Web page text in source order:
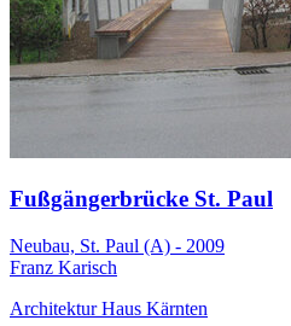
Fußgängerbrücke St. Paul
Neubau, St. Paul (A) - 2009
Franz Karisch
Architektur Haus Kärnten